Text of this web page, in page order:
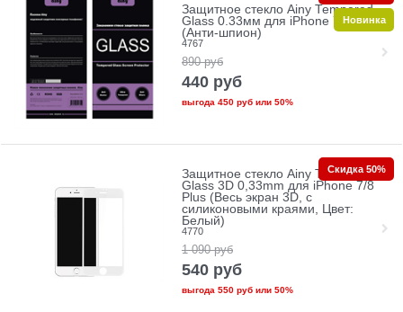
Защитное стекло Ainy Tempered
Glass 0.33мм для iPhone 7/8 Plus
(Анти-шпион)
4767
890 руб
440 руб
выгода 450 рубили 50%
Новинка
Защитное стекло Ainy Tempered
Glass 3D 0,33mm для iPhone 7/8
Plus (Весь экран 3D, с
силиконовыми краями, Цвет:
Белый)
4770
1 090 руб
540 руб
выгода 550 рубили 50%
Скидка 50%